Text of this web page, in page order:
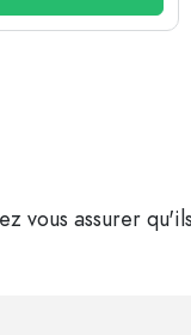
vous assurer